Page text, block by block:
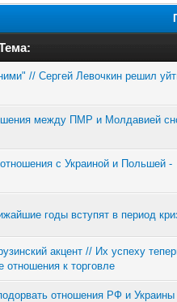
// Сергей Левочкин решил
между ПМР и Молдавией
с Украиной и Польшей -
годы вступят в период
акцент // Их успеху
к торговле
отношения РФ и Украины